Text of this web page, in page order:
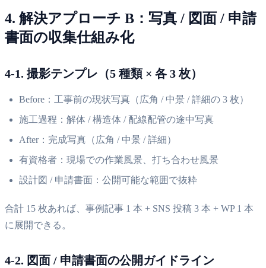
4. 解決アプローチ B：写真 / 図面 / 申請
書面の収集仕組み化
4-1. 撮影テンプレ（5 種類 × 各 3 枚）
Before：工事前の現状写真（広角 / 中景 / 詳細の 3 枚）
施工過程：解体 / 構造体 / 配線配管の途中写真
After：完成写真（広角 / 中景 / 詳細）
有資格者：現場での作業風景、打ち合わせ風景
設計図 / 申請書面：公開可能な範囲で抜粋
合計 15 枚あれば、事例記事 1 本 + SNS 投稿 3 本 + WP 1 本
に展開できる。
4-2. 図面 / 申請書面の公開ガイドライン